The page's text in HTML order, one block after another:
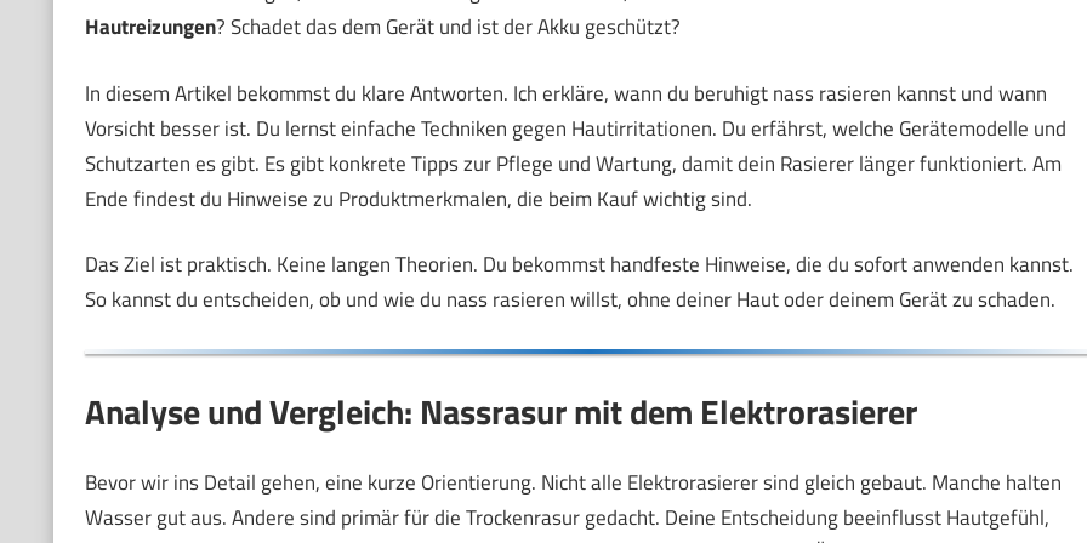
Hautreizungen? Schadet das dem Gerät und ist der Akku geschützt?
In diesem Artikel bekommst du klare Antworten. Ich erkläre, wann du beruhigt nass rasieren kannst und wann
Vorsicht besser ist. Du lernst einfache Techniken gegen Hautirritationen. Du erfährst, welche Gerätemodelle und
Schutzarten es gibt. Es gibt konkrete Tipps zur Pflege und Wartung, damit dein Rasierer länger funktioniert. Am
Ende findest du Hinweise zu Produktmerkmalen, die beim Kauf wichtig sind.
Das Ziel ist praktisch. Keine langen Theorien. Du bekommst handfeste Hinweise, die du sofort anwenden kannst.
So kannst du entscheiden, ob und wie du nass rasieren willst, ohne deiner Haut oder deinem Gerät zu schaden.
Analyse und Vergleich: Nassrasur mit dem Elektrorasierer
Bevor wir ins Detail gehen, eine kurze Orientierung. Nicht alle Elektrorasierer sind gleich gebaut. Manche halten
Wasser gut aus. Andere sind primär für die Trockenrasur gedacht. Deine Entscheidung beeinflusst Hautgefühl,